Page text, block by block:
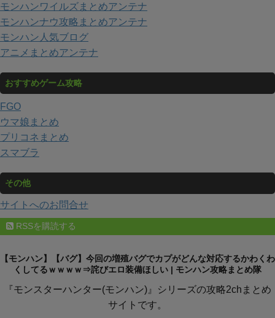
モンハンワイルズまとめアンテナ
モンハンナウ攻略まとめアンテナ
モンハン人気ブログ
アニメまとめアンテナ
おすすめゲーム攻略
FGO
ウマ娘まとめ
プリコネまとめ
スマブラ
その他
サイトへのお問合せ
RSSを購読する
【モンハン】【バグ】今回の増殖バグでカプがどんな対応するかわくわ
くしてるｗｗｗｗ⇒詫びエロ装備ほしい | モンハン攻略まとめ隊
『モンスターハンター(モンハン)』シリーズの攻略2chまとめ
サイトです。